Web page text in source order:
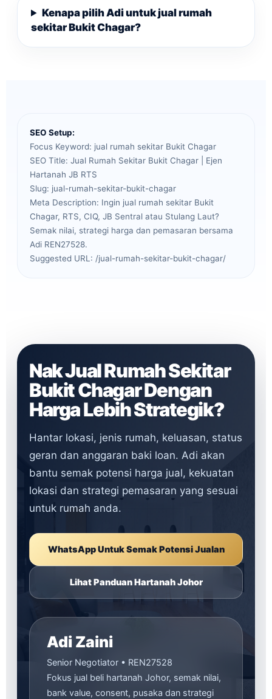
Kenapa pilih Adi untuk jual rumah
sekitar Bukit Chagar?
SEO Setup:
Focus Keyword: jual rumah sekitar Bukit Chagar
SEO Title: Jual Rumah Sekitar Bukit Chagar | Ejen
Hartanah JB RTS
Slug: jual-rumah-sekitar-bukit-chagar
Meta Description: Ingin jual rumah sekitar Bukit
Chagar, RTS, CIQ, JB Sentral atau Stulang Laut?
Semak nilai, strategi harga dan pemasaran bersama
Adi REN27528.
Suggested URL: /jual-rumah-sekitar-bukit-chagar/
Nak Jual Rumah Sekitar
Bukit Chagar Dengan
Harga Lebih Strategik?
Hantar lokasi, jenis rumah, keluasan, status
geran dan anggaran baki loan. Adi akan
bantu semak potensi harga jual, kekuatan
lokasi dan strategi pemasaran yang sesuai
untuk rumah anda.
WhatsApp Untuk Semak Potensi Jualan
Lihat Panduan Hartanah Johor
Adi Zaini
Senior Negotiator • REN27528
Fokus jual beli hartanah Johor, semak nilai,
bank value, consent, pusaka dan strategi